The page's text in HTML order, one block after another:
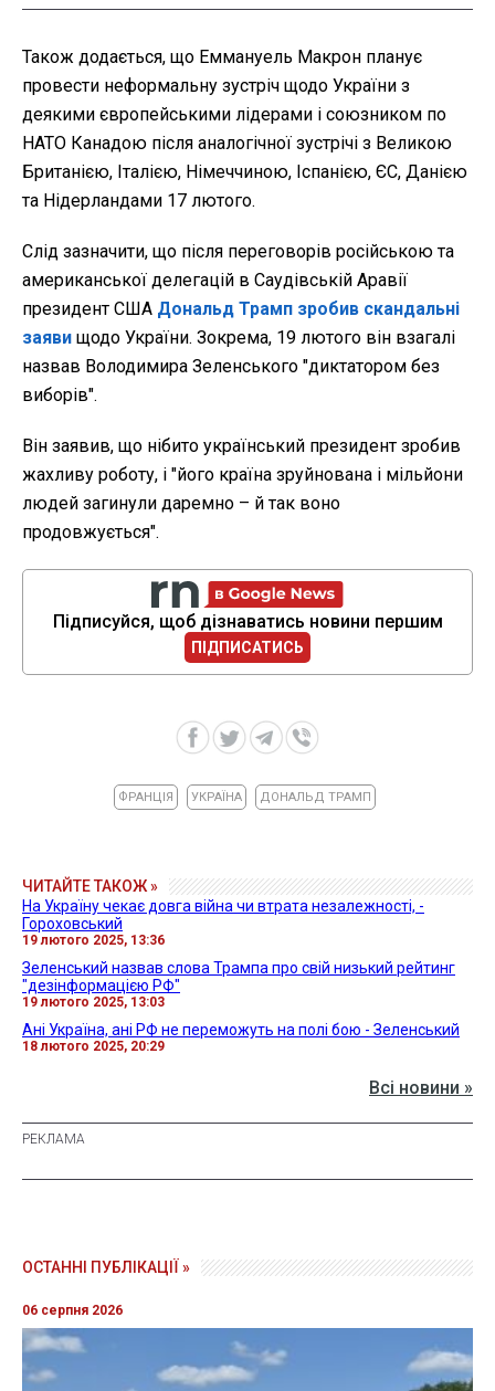
Також додається, що Еммануель Макрон планує
провести неформальну зустріч щодо України з
деякими європейськими лідерами і союзником по
НАТО Канадою після аналогічної зустрічі з Великою
Британією, Італією, Німеччиною, Іспанією, ЄС, Данією
та Нідерландами 17 лютого.
Слід зазначити, що після переговорів російською та
американської делегацій в Саудівській Аравії
президент США Дональд Трамп зробив скандальні
заяви щодо України. Зокрема, 19 лютого він взагалі
назвав Володимира Зеленського "диктатором без
виборів".
Він заявив, що нібито український президент зробив
жахливу роботу, і "його країна зруйнована і мільйони
людей загинули даремно – й так воно
продовжується".
Підписуйся, щоб дізнаватись новини першим
ПІДПИСАТИСЬ
ФРАНЦІЯ УКРАЇНА ДОНАЛЬД ТРАМП
ЧИТАЙТЕ ТАКОЖ »
На Україну чекає довга війна чи втрата незалежності, -
Гороховський
19 лютого 2025, 13:36
Зеленський назвав слова Трампа про свій низький рейтинг
"дезінформацією РФ"
19 лютого 2025, 13:03
Ані Україна, ані РФ не переможуть на полі бою - Зеленський
18 лютого 2025, 20:29
Всі новини »
ОСТАННІ ПУБЛІКАЦІЇ »
06 серпня 2026